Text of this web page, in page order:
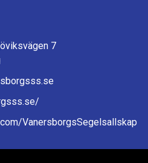
7
VanersborgsSegelsallskap